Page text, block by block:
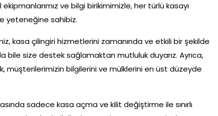
ve bilgi birikimimizle, her türlü kasayı
yeteneğine sahibiz.
kasa çilingiri hizmetlerini zamanında ve etkili bir şekilde
bile size destek sağlamaktan mutluluk duyarız. Ayrıca,
müşterilerimizin bilgilerini ve mülklerini en üst düzeyde
sadece kasa açma ve kilit değiştirme ile sınırlı